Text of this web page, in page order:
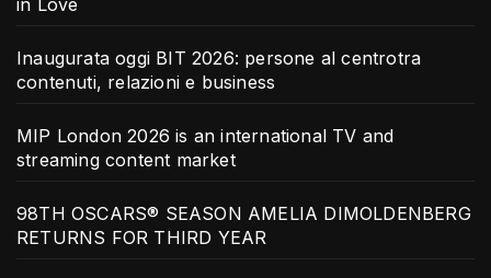
Inaugurata oggi BIT 2026: persone al centrotra
contenuti, relazioni e business
MIP London 2026 is an international TV and
streaming content market
98TH OSCARS® SEASON AMELIA DIMOLDENBERG
RETURNS FOR THIRD YEAR